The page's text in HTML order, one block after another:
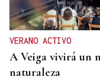
VERANO ACTIVO
A Veiga vivirá un
naturaleza